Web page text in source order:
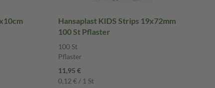
Hansaplast KIDS Strips 19x72mm
100 St Pflaster
100 St
Pflaster
11,95 €
0,12 € / 1 St